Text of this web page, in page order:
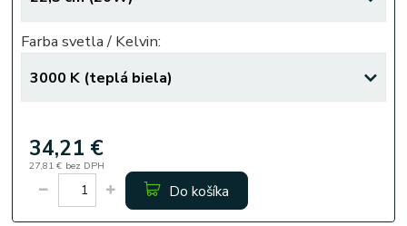
Farba svetla / Kelvin:
34,21 €
27,81 € bez DPH
Do košíka